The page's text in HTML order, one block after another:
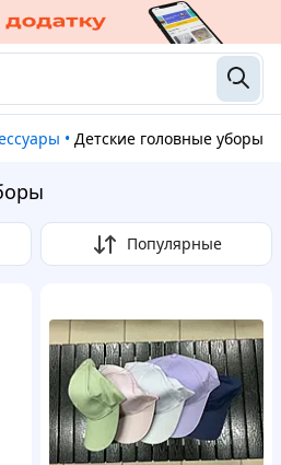
• Детские головные уборы
Популярные